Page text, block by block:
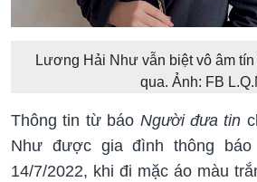
Lương Hải Như vẫn biệt vô âm
qua. Ảnh: FB
Thông tin từ báo Người đưa tin
Như được gia đình thông
14/7/2022, khi đi mặc áo màu